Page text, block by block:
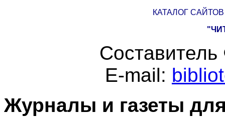
КАТАЛОГ
E-mail:
Журналы и газеты